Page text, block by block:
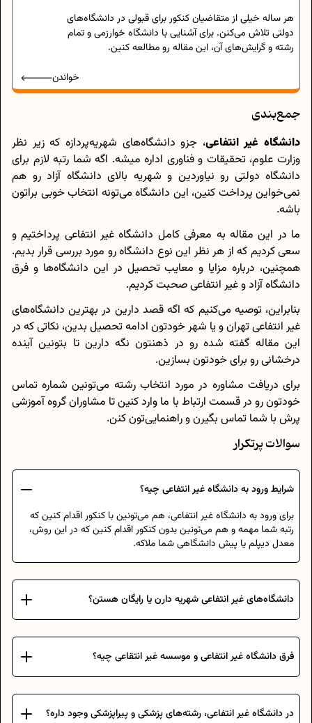
هر ساله خیلی از متقاضیان کنکور برای قبولی در دانشگاه‌های
دولتی تلاش می‌کنن. برای آشنایی با دانشگاه خوارزمی و تمام
رشته و گرایش‌های آن، این مقاله رو مطالعه کنین.
خواندن
جمع‌بندی
دانشگاه غیر انتفاعی، جزو دانشگاه‌های شهریه‌پردازه که زیر نظر
وزارت علوم، تحقیقات و فناوری اداره میشه. اگه شما رتبه لازم برای
دانشگاه دولتی رو نیاوردین و شهریه بالای دانشگاه آزاد رو هم
نمی‌خواین پرداخت کنین، این دانشگاه می‌تونه انتخاب خوبی براتون
باشه.
ما در این مقاله به معرفی کامل دانشگاه غیر انتفاعی پرداختیم و
سعی کردیم که از هر نظر این نوع دانشگاه رو مورد بررسی قرار بدیم.
همچنین، درباره مزایا و معایب تحصیل در این دانشگاه‌ها و فرق
دانشگاه آزاد و غیر انتفاعی صحبت کردیم.
بنابراین، توصیه می‌کنیم که اگه قصد دارین در بهترین دانشگاه‌های
غیر انتفاعی تهران و یا شهر خودتون ادامه تحصیل بدین، نکاتی که در
این مقاله گفته شده رو در ذهنتون نگه دارین تا بتونین آینده
درخشانی رو برای خودتون بسازین.
برای دریافت مشاوره در مورد انتخاب رشته می‌تونین شماره تماس
خودتون رو در قسمت ارتباط با ما وارد کنین تا مشاوران گروه آموزشی
پرش با شما تماس بگیرن و راهنمایی‌تون کنن.
سوالات پرتکرار
شرایط ورود به دانشگاه غیر انتفاعی چیه؟
برای ورود به دانشگاه غیر انتفاعی، هم می‌تونین با کنکور اقدام کنین که
رتبه شما مهمه و هم می‌تونین بدون کنکور اقدام کنین که در این روش،
معدل دیپلم یا پیش دانشگاهی شما ملاکه.
دانشگاه‌های غیر انتفاعی شهریه دارن یا رایگان هستن؟
فرق دانشگاه غیر انتفاعی و موسسه غیر انتقاعی چیه؟
در دانشگاه غیر انتفاعی، رشته‌های پزشکی و پیراپزشکی وجود داره؟